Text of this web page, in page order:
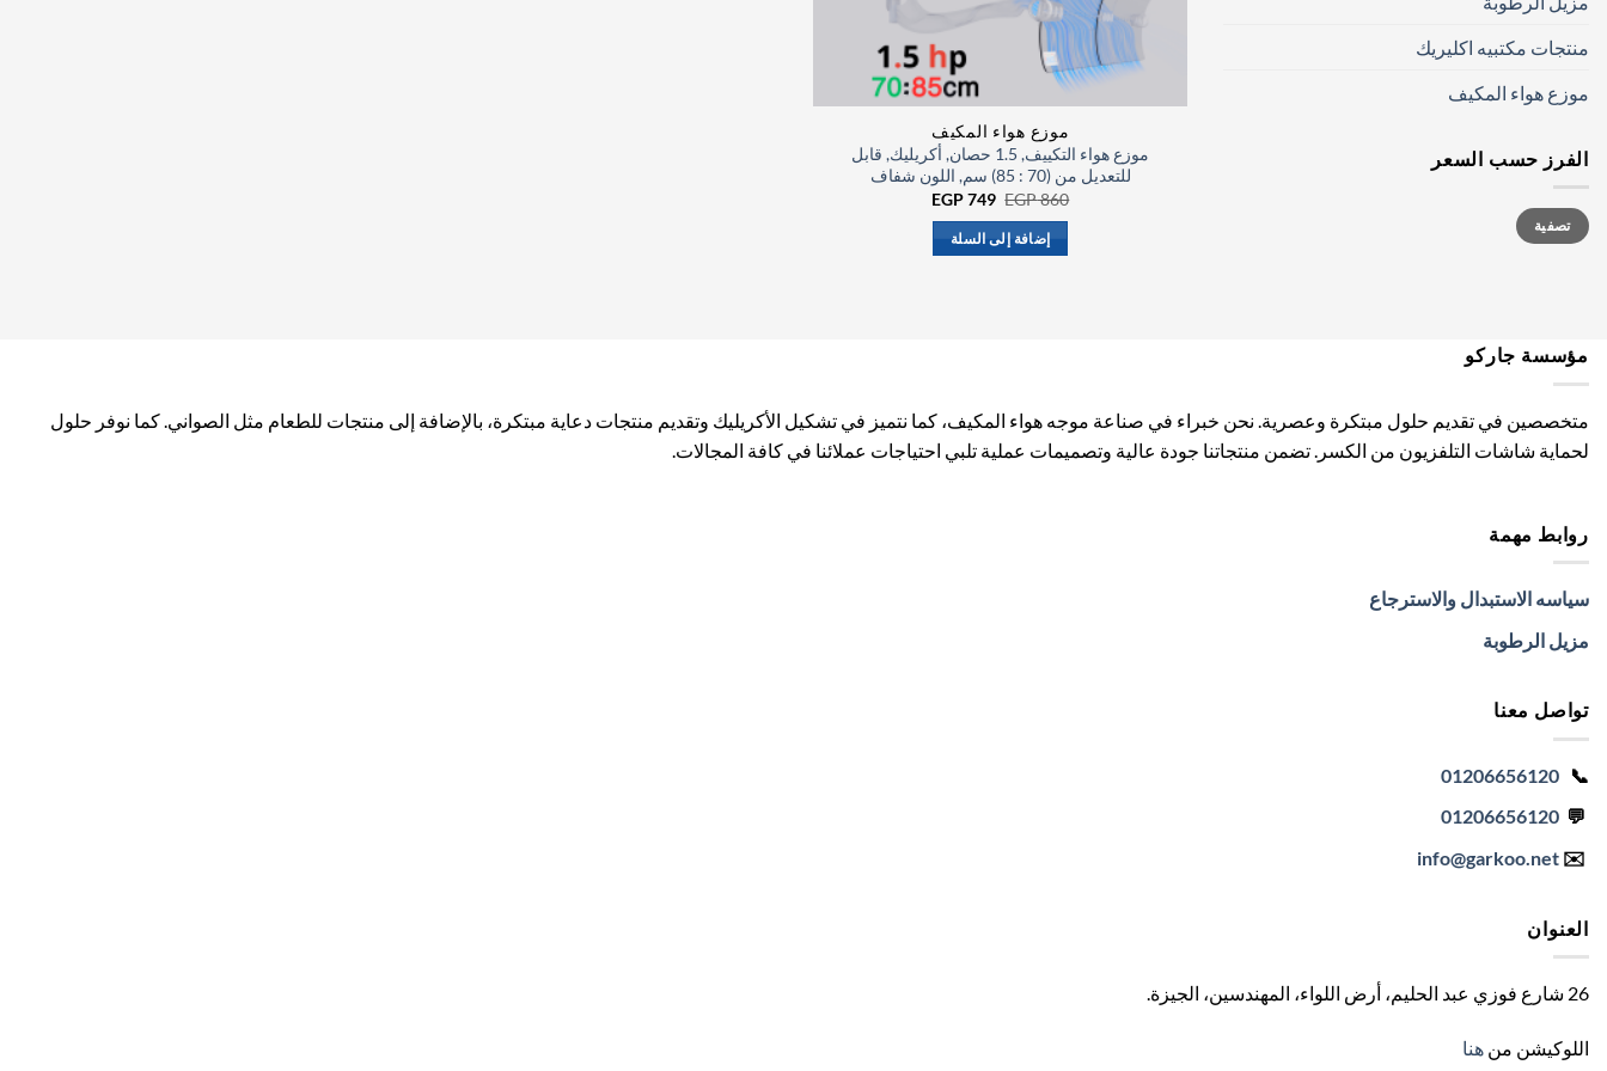
منتجات مكتبيه اكليريك
موزع هواء المكيف
الفرز حسب السعر
أدنى
سعر
أعلى
سعرتصفية
موزع هواء المكيف
موزع هواء التكييف, 1.5 حصان, أكريليك, قابل
للتعديل من (70 : 85) سم, اللون شفاف
EGP860
السعر
هو:
EGP 860.
EGP749
السعر
إضافة إلى السلة
مؤسسة جاركو
متخصصين في تقديم حلول مبتكرة وعصرية. نحن خبراء في صناعة موجه هواء المكيف، كما نتميز في تشكيل الأكريليك وتقديم منتجات دعاية مبتكرة، بالإضافة إلى منتجات للطعام مثل الصواني. كما نوفر حلول
لحماية شاشات التلفزيون من الكسر. تضمن منتجاتنا جودة عالية وتصميمات عملية تلبي احتياجات عملائنا في كافة المجالات.
روابط مهمة
سياسه الاستبدال والاسترجاع
مزيل الرطوبة
تواصل معنا
📞
01206656120
💬
01206656120
✉️
info@garkoo.net
العنوان
26 شارع فوزي عبد الحليم، أرض اللواء، المهندسين، الجيزة .
اللوكيشن من هنا